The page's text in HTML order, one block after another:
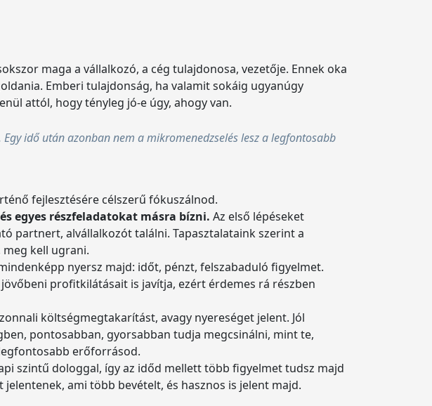
maga a vállalkozó, a cég tulajdonosa, vezetője. Ennek oka
Emberi tulajdonság, ha valamit sokáig ugyanúgy
attól, hogy tényleg jó-e úgy, ahogy van.
idő után azonban nem a mikromenedzselés lesz a legfontosabb
fejlesztésére célszerű fókuszálnod.
egyes részfeladatokat másra bízni. Az első lépéseket
partnert, alvállalkozót találni. Tapasztalataink szerint a
meg kell ugrani.
nyersz majd: időt, pénzt, felszabaduló figyelmet.
profitkilátásait is javítja, ezért érdemes rá részben
költségmegtakarítást, avagy nyereséget jelent. Jól
pontosabban, gyorsabban tudja megcsinálni, mint te,
erőforrásod.
szintű dologgal, így az időd mellett több figyelmet tudsz majd
ami több bevételt, és hasznos is jelent majd.